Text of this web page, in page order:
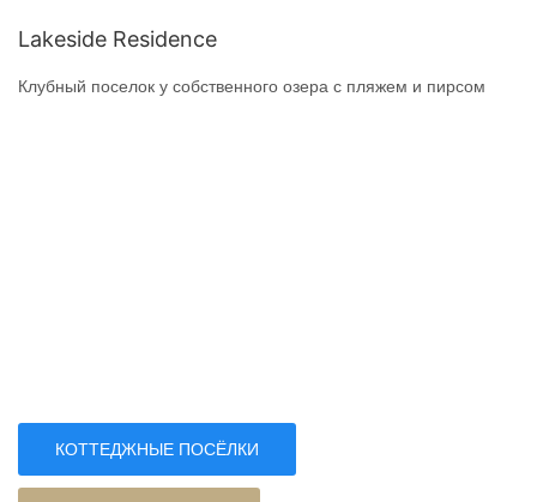
Lakeside Residence
Клубный поселок у собственного озера с пляжем и пирсом
КОТТЕДЖНЫЕ ПОСЁЛКИ